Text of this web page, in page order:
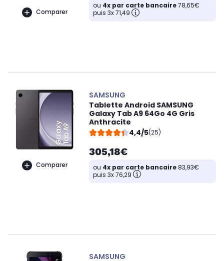
Comparer
ou 4x par carte bancaire78,65€
puis 3x 71,49
Comparer
SAMSUNG
Tablette Android SAMSUNG
Galaxy Tab A9 64Go 4G Gris
Anthracite
4,4/5(25)
305,18€
ou 4x par carte bancaire83,93€
puis 3x 76,29
SAMSUNG